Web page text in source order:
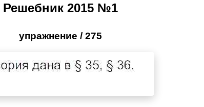
Решебник 2015 №1
упражнение / 275